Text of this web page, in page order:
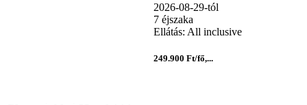
2026-08-29-tól
7 éjszaka
Ellátás: All inclusive
249.900 Ft/fő,...